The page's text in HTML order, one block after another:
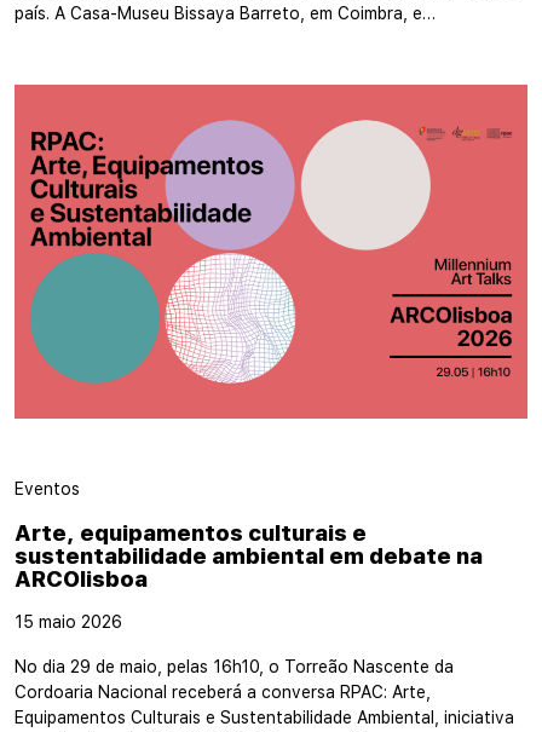
país. A Casa-Museu Bissaya Barreto, em Coimbra, e…
Eventos
Arte, equipamentos culturais e
sustentabilidade ambiental em debate na
ARCOlisboa
15 maio 2026
No dia 29 de maio, pelas 16h10, o Torreão Nascente da
Cordoaria Nacional receberá a conversa RPAC: Arte,
Equipamentos Culturais e Sustentabilidade Ambiental, iniciativa